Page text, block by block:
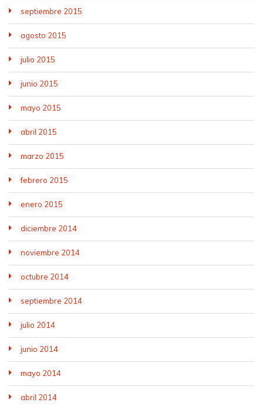
septiembre 2015
agosto 2015
julio 2015
junio 2015
mayo 2015
abril 2015
marzo 2015
febrero 2015
enero 2015
diciembre 2014
noviembre 2014
octubre 2014
septiembre 2014
julio 2014
junio 2014
mayo 2014
abril 2014